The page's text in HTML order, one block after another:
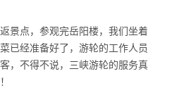
景点，参观完岳阳楼，我们坐着
已经准备好了，游轮的工作人员
，不得不说，三峡游轮的服务真